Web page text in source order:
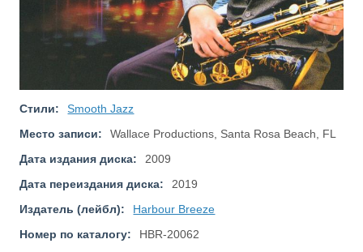
Стили:
Smooth Jazz
Место записи:
Wallace Productions, Santa Rosa Beach, FL
Дата издания диска:
2009
Дата переиздания диска:
2019
Издатель (лейбл):
Harbour Breeze
Номер по каталогу:
HBR-20062